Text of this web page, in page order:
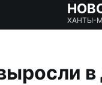
ХАНТЫ-